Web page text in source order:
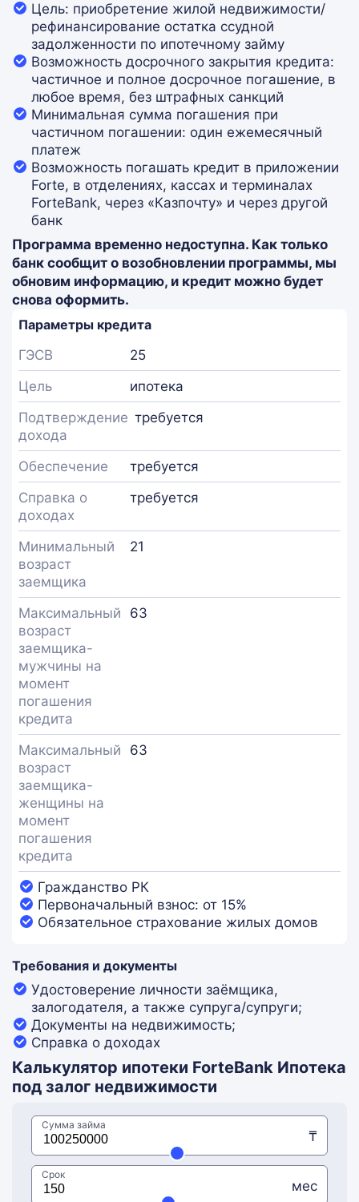
Цель: приобретение жилой недвижимости/
рефинансирование остатка ссудной
задолженности по ипотечному займу
Возможность досрочного закрытия кредита:
частичное и полное досрочное погашение, в
любое время, без штрафных санкций
Минимальная сумма погашения при
частичном погашении: один ежемесячный
платеж
Возможность погашать кредит в приложении
Forte, в отделениях, кассах и терминалах
ForteBank, через «Казпочту» и через другой
банк
Программа временно недоступна. Как только
банк сообщит о возобновлении программы, мы
обновим информацию, и кредит можно будет
снова оформить.
Параметры кредита
ГЭСВ
25
Цель
ипотека
Подтверждение
дохода
требуется
Обеспечение
требуется
Справка о
доходах
требуется
Минимальный
возраст
заемщика
21
Максимальный
возраст
заемщика-
мужчины на
момент
погашения
кредита
63
Максимальный
возраст
заемщика-
женщины на
момент
погашения
кредита
63
Гражданство РК
Первоначальный взнос: от 15%
Обязательное страхование жилых домов
Требования и документы
Удостоверение личности заёмщика,
залогодателя, а также супруга/супруги;
Документы на недвижимость;
Справка о доходах
Калькулятор ипотеки ForteBank Ипотека
под залог недвижимости
Сумма займа
₸
Срок
мес